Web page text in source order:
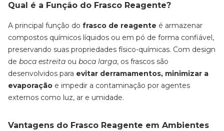
Qual é a Função do Frasco Reagente?
A principal função do frasco de reagente é armazenar
compostos químicos líquidos ou em pó de forma confiável,
preservando suas propriedades físico-químicas. Com design
de boca estreita ou boca larga, os frascos são
desenvolvidos para evitar derramamentos, minimizar a
evaporação e impedir a contaminação por agentes
externos como luz, ar e umidade.
Vantagens do Frasco Reagente em Ambientes